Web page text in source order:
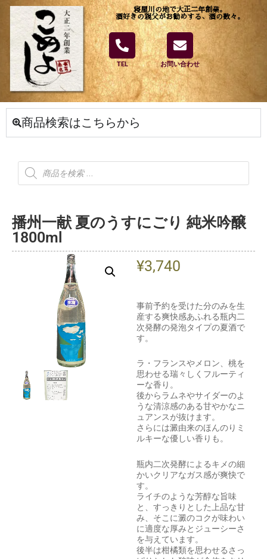
寝屋川の地で大正二年創業。
酒好きの親父がお勧めする、酒の数々。
TEL お問い合わせ
商品検索はこちらから
播州一献 夏のうすにごり 純米吟醸
1800ml
¥3,740
事前予約を受けた分のみを生
産する爽快感あふれる瓶内二
次発酵の発泡タイプの夏酒で
す。
ラ・フランスやメロン、桃を
思わせる瑞々しくフルーティ
ーな香り。
後からラムネやサイダーのよ
うな清涼感のある甘やかなニ
ュアンスが抜けます。
さらには澱由来のほんのりミ
ルキーな優しい香りも。
瓶内二次発酵によるキメの細
かいクリアなガス感が爽快で
す。
ライチのような芳醇な旨味
と、すっきりとした上品な甘
み、そこに澱のコクが味わい
に適度な厚みとジューシーさ
を与えています。
後半は柑橘類を思わせるさっ